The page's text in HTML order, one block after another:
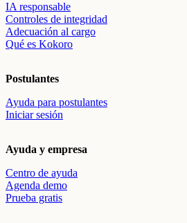
IA responsable
Controles de integridad
Adecuación al cargo
Qué es Kokoro
Postulantes
Ayuda para postulantes
Iniciar sesión
Ayuda y empresa
Centro de ayuda
Agenda demo
Prueba gratis